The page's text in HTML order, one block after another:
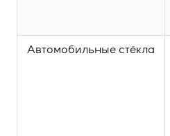
Автомобильные стёкла